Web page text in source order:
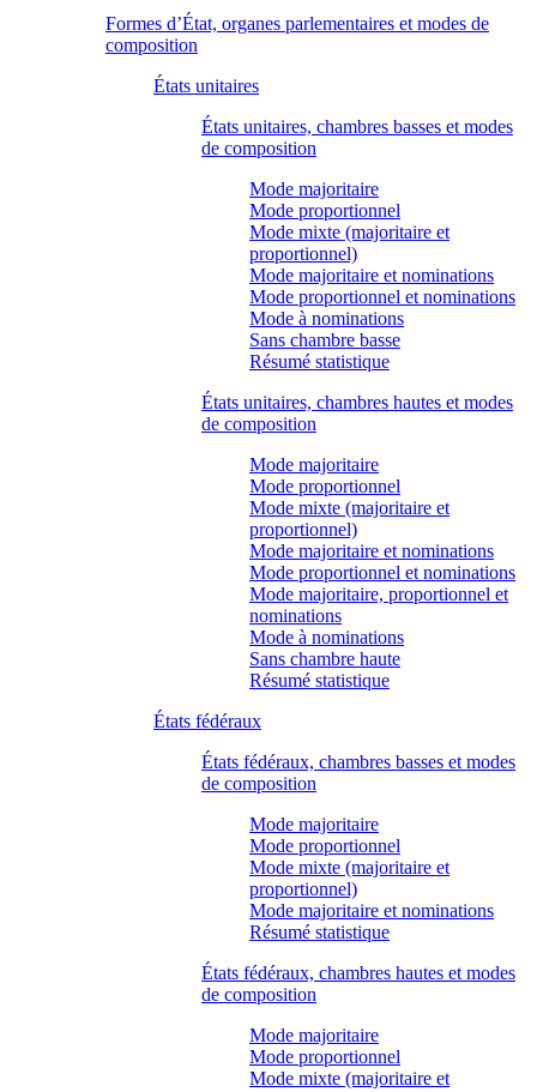
Formes d’État, organes parlementaires et modes de
composition
États unitaires
États unitaires, chambres basses et modes
de composition
Mode majoritaire
Mode proportionnel
Mode mixte (majoritaire et
proportionnel)
Mode majoritaire et nominations
Mode proportionnel et nominations
Mode à nominations
Sans chambre basse
Résumé statistique
États unitaires, chambres hautes et modes
de composition
Mode majoritaire
Mode proportionnel
Mode mixte (majoritaire et
proportionnel)
Mode majoritaire et nominations
Mode proportionnel et nominations
Mode majoritaire, proportionnel et
nominations
Mode à nominations
Sans chambre haute
Résumé statistique
États fédéraux
États fédéraux, chambres basses et modes
de composition
Mode majoritaire
Mode proportionnel
Mode mixte (majoritaire et
proportionnel)
Mode majoritaire et nominations
Résumé statistique
États fédéraux, chambres hautes et modes
de composition
Mode majoritaire
Mode proportionnel
Mode mixte (majoritaire et